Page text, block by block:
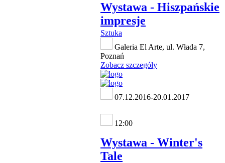
Wystawa - Hiszpańskie
impresje
Sztuka
Galeria El Arte, ul. Włada 7,
Poznań
Zobacz szczegóły
07.12.2016-20.01.2017
12:00
Wystawa - Winter's
Tale